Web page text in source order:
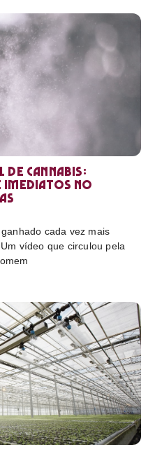
de cannabis:
imediatos no
cada vez mais
vídeo que circulou pela